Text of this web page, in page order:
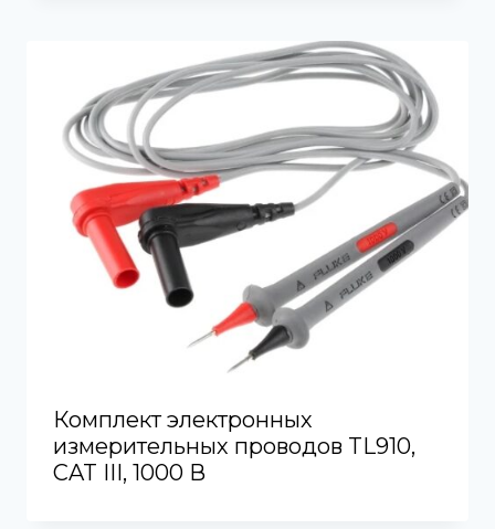
Комплект электронных
измерительных проводов TL910,
CAT III, 1000 В